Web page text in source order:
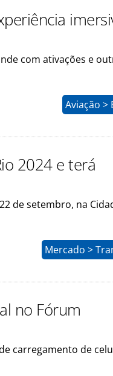
com ativações e
Aviação >
2024 e terá
de setembro, na
Mercado >
no Fórum
carregamento de